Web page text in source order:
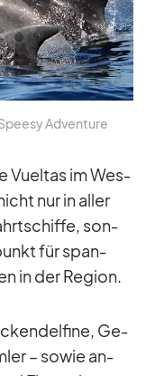
Ad­ven­ture
Vuel­tas im Wes­
nur in al­ler
son­
für span­
in der Re­gion.
Ge­
– so­wie an­